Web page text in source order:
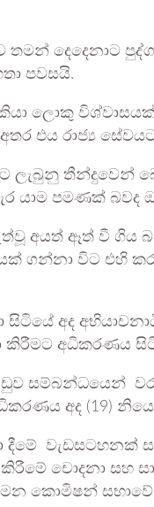
තමන් දෙදෙනාට
පවසයි.
ලොකු
එය රාජ්‍ය
ලැබුනු
යාම පමණක් බවද
අයත් ඈත් වී
ගන්නා විට එහි
සිටියේ අද
කිරීමට අධිකරණය
සම්බන්ධයෙන්
අද (19)
දීමේ
චොදනා සහ
කොමිෂන්